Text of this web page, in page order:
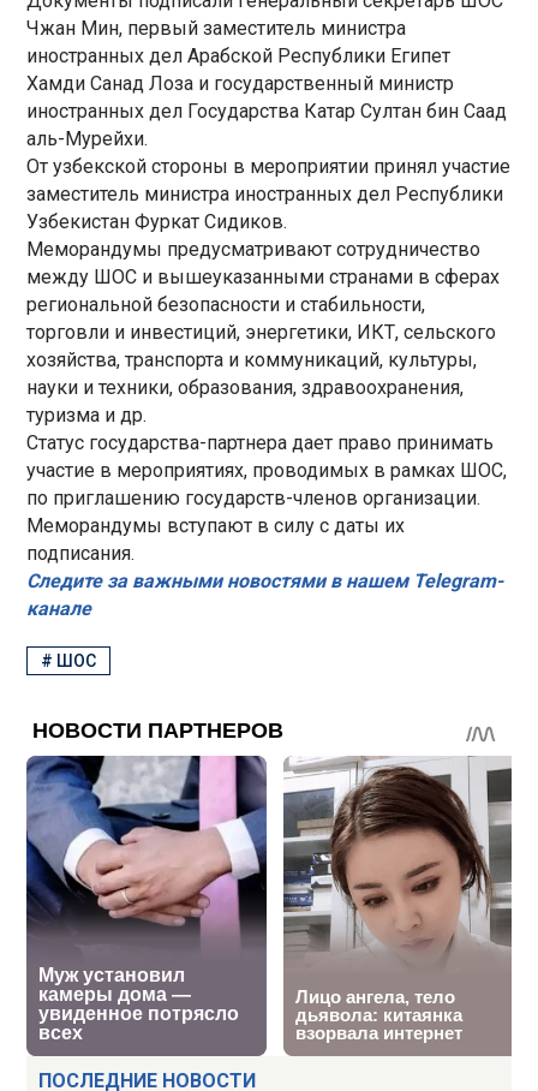
ПОСЛЕДНИЕ НОВОСТИ
Чжан Мин, первый заместитель министра
иностранных дел Арабской Республики Египет
Хамди Санад Лоза и государственный министр
иностранных дел Государства Катар Султан бин Саад
аль-Мурейхи.
От узбекской стороны в мероприятии принял участие
заместитель министра иностранных дел Республики
Узбекистан Фуркат Сидиков.
Меморандумы предусматривают сотрудничество
между ШОС и вышеуказанными странами в сферах
региональной безопасности и стабильности,
торговли и инвестиций, энергетики, ИКТ, сельского
хозяйства, транспорта и коммуникаций, культуры,
науки и техники, образования, здравоохранения,
туризма и др.
Статус государства-партнера дает право принимать
участие в мероприятиях, проводимых в рамках ШОС,
по приглашению государств-членов организации.
Меморандумы вступают в силу с даты их
подписания.
Следите за важными новостями в нашем Telegram-
канале
# ШОС